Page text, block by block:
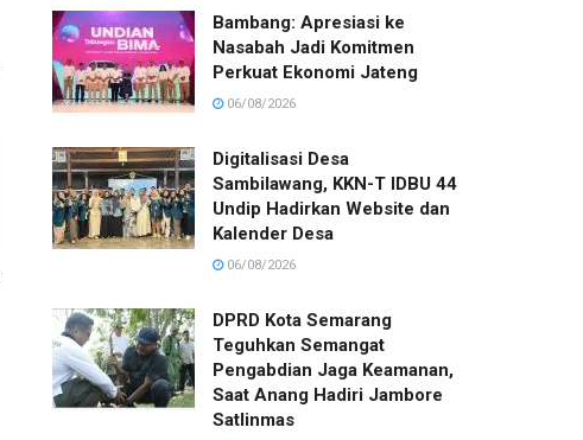
Bambang: Apresiasi ke
Nasabah Jadi Komitmen
Perkuat Ekonomi Jateng
06/08/2026
Digitalisasi Desa
Sambilawang, KKN-T IDBU 44
Undip Hadirkan Website dan
Kalender Desa
06/08/2026
DPRD Kota Semarang
Teguhkan Semangat
Pengabdian Jaga Keamanan,
Saat Anang Hadiri Jambore
Satlinmas